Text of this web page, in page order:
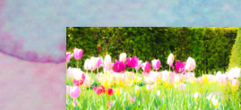
Skip
to
content